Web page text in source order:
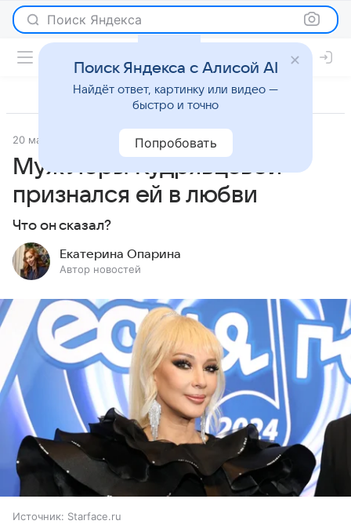
Поиск Яндекса
20 мая 2025 Светская жизнь
Муж Леры Кудрявцевой
признался ей в любви
Что он сказал?
Екатерина Опарина
Автор новостей
Источник: Starface.ru
Поиск Яндекса с Алисой AI
Найдёт ответ, картинку или видео —
быстро и точно
Попробовать